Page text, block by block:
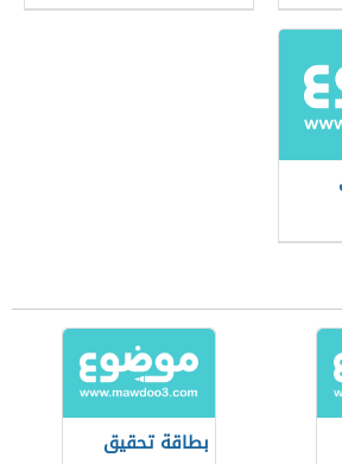
بطاقة تحقيق